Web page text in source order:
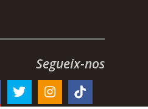
Segueix-nos